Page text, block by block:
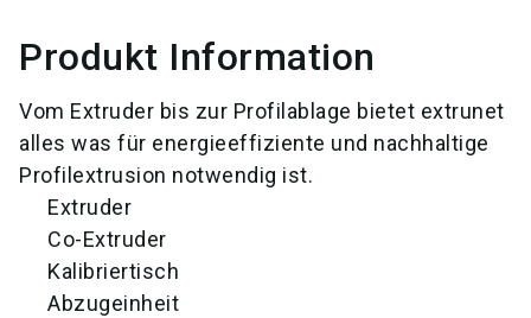
Produkt Information
Vom Extruder bis zur Profilablage bietet extrunet
alles was für energieeffiziente und nachhaltige
Profilextrusion notwendig ist.
Extruder
Co-Extruder
Kalibriertisch
Abzugeinheit